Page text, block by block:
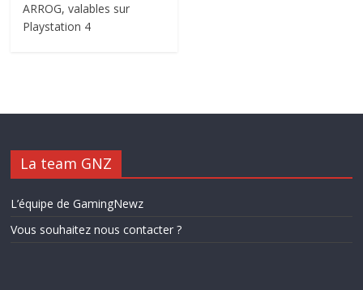
ARROG, valables sur
Playstation 4
La team GNZ
L’équipe de GamingNewz
Vous souhaitez nous contacter ?